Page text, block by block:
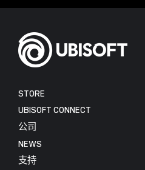
STORE
UBISOFT CONNECT
公司
NEWS
支持